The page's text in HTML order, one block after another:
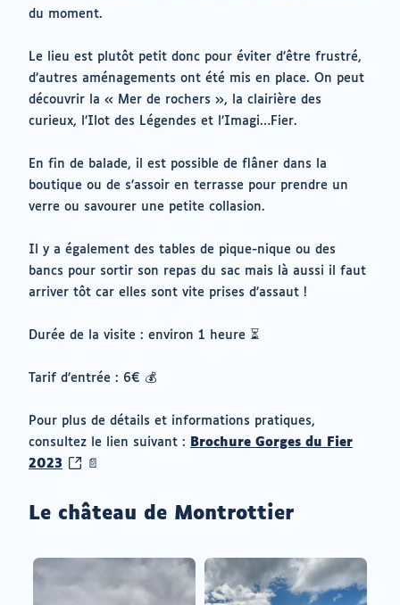
du moment.
Le lieu est plutôt petit donc pour éviter d’être frustré,
d’autres aménagements ont été mis en place. On peut
découvrir la « Mer de rochers », la clairière des
curieux, l’Ilot des Légendes et l’Imagi…Fier.
En fin de balade, il est possible de flâner dans la
boutique ou de s’assoir en terrasse pour prendre un
verre ou savourer une petite collasion.
Il y a également des tables de pique-nique ou des
bancs pour sortir son repas du sac mais là aussi il faut
arriver tôt car elles sont vite prises d’assaut !
Durée de la visite : environ 1 heure ⏳
Tarif d’entrée : 6€ 💰
Pour plus de détails et informations pratiques,
consultez le lien suivant :
Brochure Gorges du Fier
2023 (ouvrir
un
📄
Le château de Montrottier